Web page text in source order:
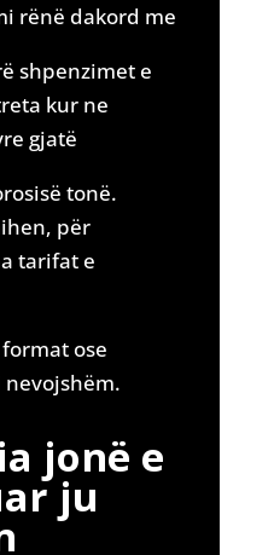
rënë dakord me
shpenzimet e
kur ne
gjatë
tonë.
për
tarifat e
ose
jonë e
ju